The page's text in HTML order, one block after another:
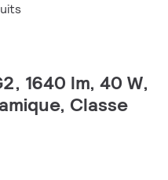
1640 lm, 40 W,
Classe